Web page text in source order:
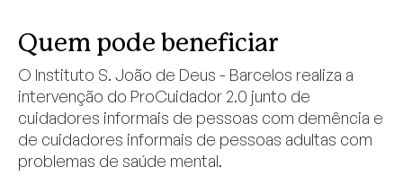
Quem pode beneficiar
O Instituto S. João de Deus - Barcelos realiza a
intervenção do ProCuidador 2.0 junto de
cuidadores informais de pessoas com demência e
de cuidadores informais de pessoas adultas com
problemas de saúde mental.